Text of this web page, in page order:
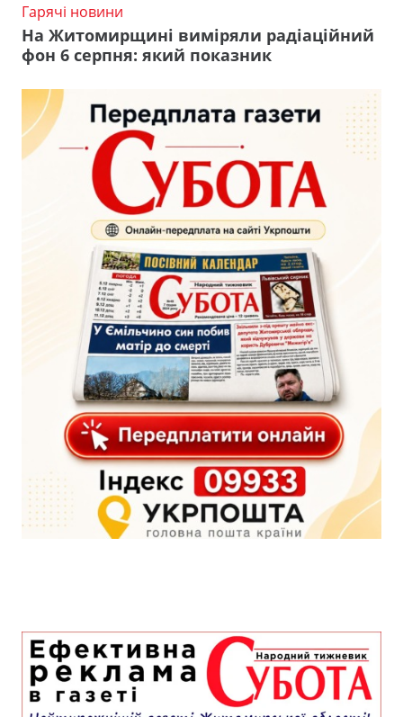
Гарячі новини
На Житомирщині виміряли радіаційний
фон 6 серпня: який показник